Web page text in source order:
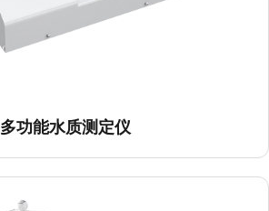
多功能水质测定仪